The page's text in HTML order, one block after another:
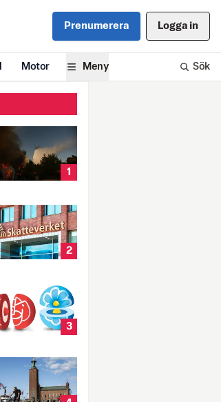
Prenumerera Logga in
Motor Meny Sök
1
2
3